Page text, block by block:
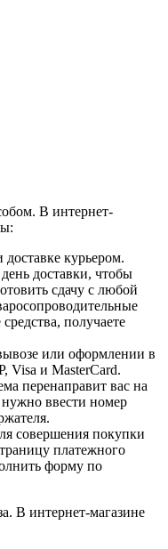
В интернет-
курьером.
доставки, чтобы
сдачу с любой
получаете
или оформлении в
Visa и MasterCard.
перенаправит вас на
нужно ввести номер
совершения покупки
платежного
форму по
В интернет-магазине